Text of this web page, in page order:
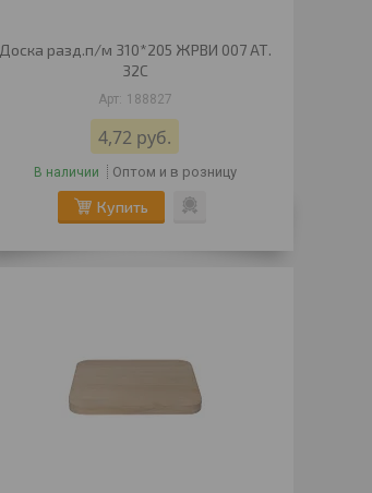
Доска разд.п/м 310*205 ЖРВИ 007 АТ.
32С
188827
4,72 руб.
В наличии Оптом и в розницу
Купить